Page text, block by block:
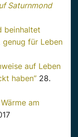
Saturnmond
beinhaltet
für Leben
auf Leben
haben” 28.
am